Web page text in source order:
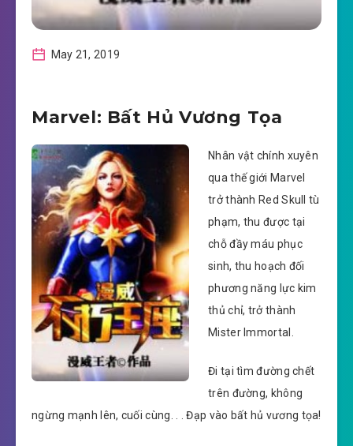
May 21, 2019
Marvel: Bất Hủ Vương Tọa
Nhân vật chính xuyên
qua thế giới Marvel
trở thành Red Skull tù
phạm, thu được tại
chỗ đầy máu phục
sinh, thu hoạch đối
phương năng lực kim
thủ chỉ, trở thành
Mister Immortal.
Đi tại tìm đường chết
trên đường, không
ngừng mạnh lên, cuối cùng. . . Đạp vào bất hủ vương tọa!